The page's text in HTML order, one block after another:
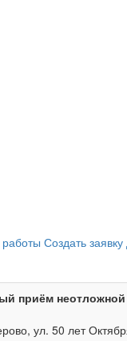
Создать
приём
ул. 50 лет